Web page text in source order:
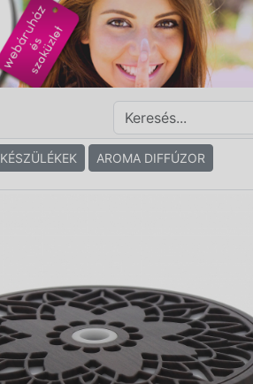
KÉSZÜLÉKEK AROMA DIFFÚZOR